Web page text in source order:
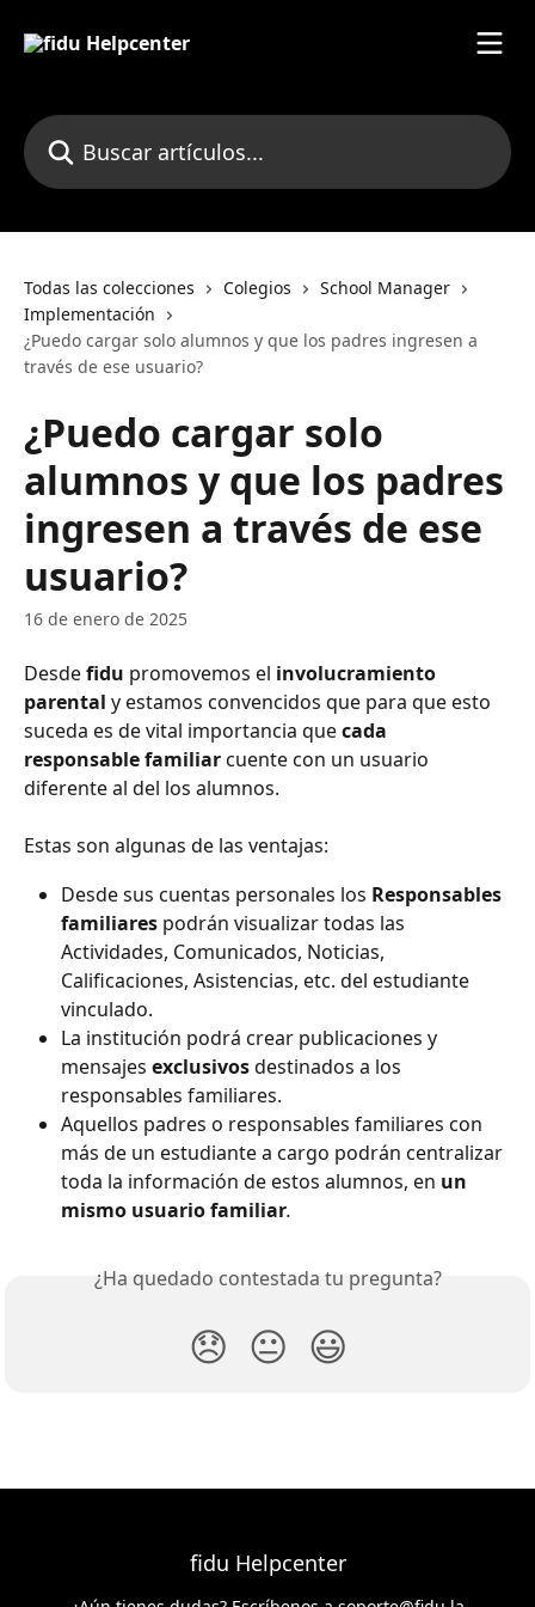
Buscar artículos...
Todas las colecciones Colegios
School Manager
Implementación
¿Puedo cargar solo alumnos y que los padres ingresen a
través de ese usuario?
¿Puedo cargar solo
alumnos y que los padres
ingresen a través de ese
usuario?
16 de enero de 2025
Desde fidu promovemos el involucramiento
parental y estamos convencidos que para que esto
suceda es de vital importancia que cada
responsable familiar cuente con un usuario
diferente al del los alumnos.
Estas son algunas de las ventajas:
Desde sus cuentas personales los Responsables
familiares podrán visualizar todas las
Actividades, Comunicados, Noticias,
Calificaciones, Asistencias, etc. del estudiante
vinculado.
La institución podrá crear publicaciones y
mensajes exclusivos destinados a los
responsables familiares.
Aquellos padres o responsables familiares con
más de un estudiante a cargo podrán centralizar
toda la información de estos alumnos, en un
mismo usuario familiar.
¿Ha quedado contestada tu pregunta?
😞 😐 😃
fidu Helpcenter